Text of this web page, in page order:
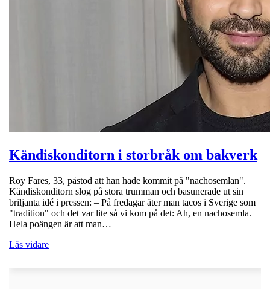
Kändiskonditorn i storbråk om bakverk
Roy Fares, 33, påstod att han hade kommit på "nachosemlan".
Kändiskonditorn slog på stora trumman och basunerade ut sin
briljanta idé i pressen: – På fredagar äter man tacos i Sverige som
"tradition" och det var lite så vi kom på det: Ah, en nachosemla.
Hela poängen är att man…
Läs vidare